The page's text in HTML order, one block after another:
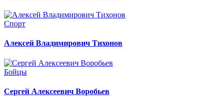
Спорт
Алексей Владимирович Тихонов
Бойцы
Сергей Алексеевич Воробьев